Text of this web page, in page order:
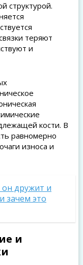
структурой.
теряют
и
кости. В
равномерно
износа и
он дружит и
зачем это
и